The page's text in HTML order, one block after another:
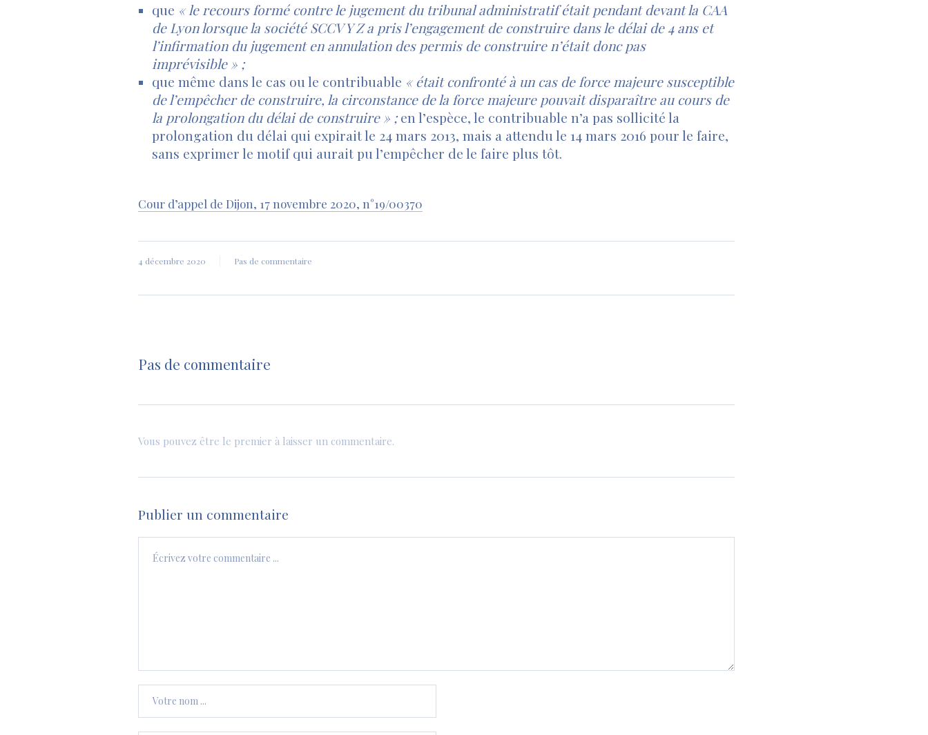
que « le recours formé contre le jugement du tribunal administratif était pendant devant la CAA
de Lyon lorsque la société SCCV Y Z a pris l’engagement de construire dans le délai de 4 ans et
l’infirmation du jugement en annulation des permis de construire n’était donc pas
imprévisible » ;
que même dans le cas ou le contribuable « était confronté à un cas de force majeure susceptible
de l’empêcher de construire, la circonstance de la force majeure pouvait disparaître au cours de
la prolongation du délai de construire » ;en l’espèce, le contribuable n’a pas sollicité la
prolongation du délai qui expirait le 24 mars 2013, mais a attendu le 14 mars 2016 pour le faire,
sans exprimer le motif qui aurait pu l’empêcher de le faire plus tôt.
Cour d’appel de Dijon, 17 novembre 2020, n°19/00370
4 décembre 2020 Pas de commentaire
Pas de commentaire
Vous pouvez être le premier à laisser un commentaire.
Publier un commentaire